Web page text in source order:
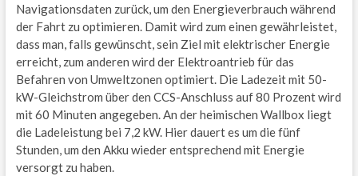
Navigationsdaten zurück, um den Energieverbrauch während
der Fahrt zu optimieren. Damit wird zum einen gewährleistet,
dass man, falls gewünscht, sein Ziel mit elektrischer Energie
erreicht, zum anderen wird der Elektroantrieb für das
Befahren von Umweltzonen optimiert. Die Ladezeit mit 50-
kW-Gleichstrom über den CCS-Anschluss auf 80 Prozent wird
mit 60 Minuten angegeben. An der heimischen Wallbox liegt
die Ladeleistung bei 7,2 kW. Hier dauert es um die fünf
Stunden, um den Akku wieder entsprechend mit Energie
versorgt zu haben.